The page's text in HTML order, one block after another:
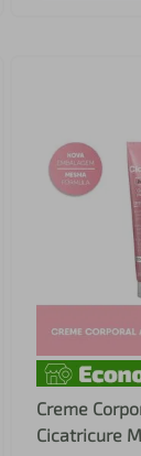
Creme
Cicatricure